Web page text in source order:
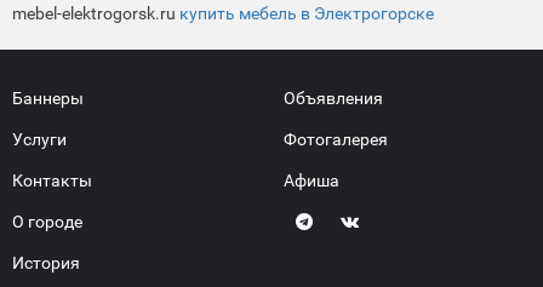
mebel-elektrogorsk.ru купить мебель в Электрогорске
Баннеры
Услуги
Контакты
О городе
История
Объявления
Фотогалерея
Афиша